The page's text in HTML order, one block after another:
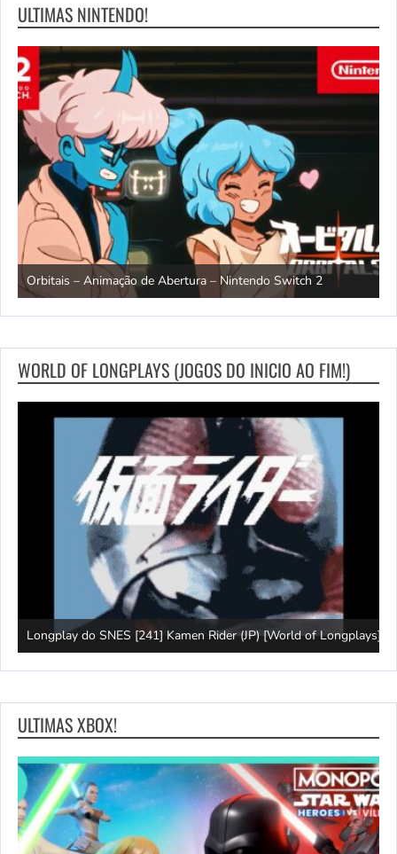
ULTIMAS NINTENDO!
Orbitais – Animação de Abertura – Nintendo Switch 2
WORLD OF LONGPLAYS (JOGOS DO INICIO AO FIM!)
Longplay do SNES [241] Kamen Rider (JP) [World of Longplays]
ULTIMAS XBOX!